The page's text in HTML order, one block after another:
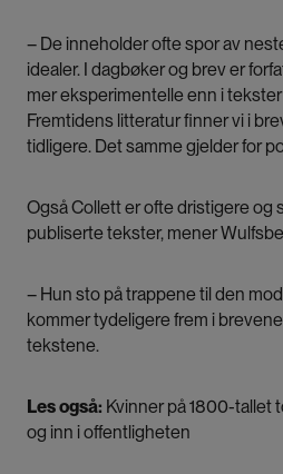
– De inneholder ofte spor av
idealer. I dagbøker og brev er
mer eksperimentelle enn i
Fremtidens litteratur finner vi i
tidligere. Det samme gjelder for
Også Collett er ofte dristigere og
publiserte tekster, mener
– Hun sto på trappene til den
kommer tydeligere frem i
tekstene.
Les også: Kvinner på 1800-tallet
og inn i offentligheten